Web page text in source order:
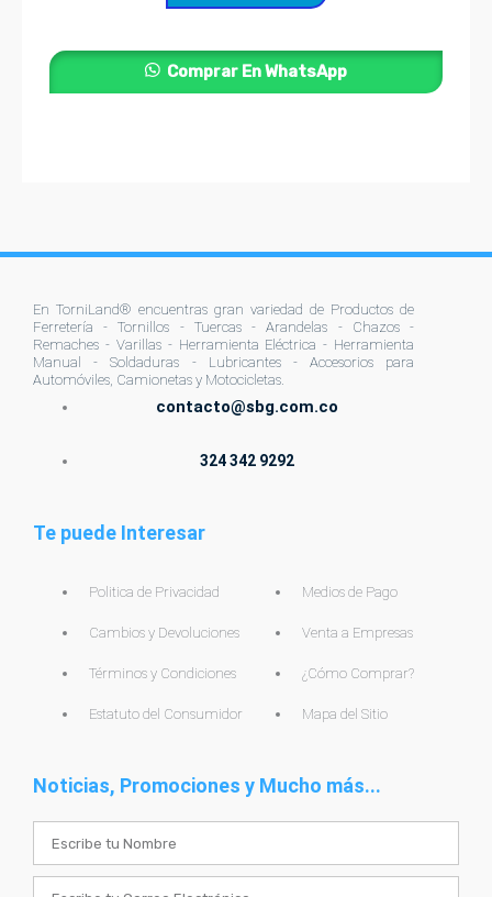
Comprar En WhatsApp
En TorniLand® encuentras gran variedad de Productos de
Ferretería - Tornillos - Tuercas - Arandelas - Chazos -
Remaches - Varillas - Herramienta Eléctrica - Herramienta
Manual - Soldaduras - Lubricantes - Accesorios para
Automóviles, Camionetas y Motocicletas.
contacto@sbg.com.co
324 342 9292
Te puede Interesar
Politica de Privacidad
Cambios y Devoluciones
Términos y Condiciones
Estatuto del Consumidor
Medios de Pago
Venta a Empresas
¿Cómo Comprar?
Mapa del Sitio
Noticias, Promociones y Mucho más...